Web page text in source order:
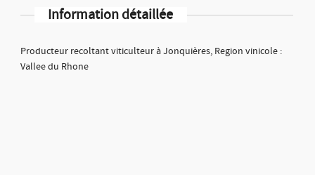
Information détaillée
Producteur recoltant viticulteur à Jonquières, Region vinicole :
Vallee du Rhone